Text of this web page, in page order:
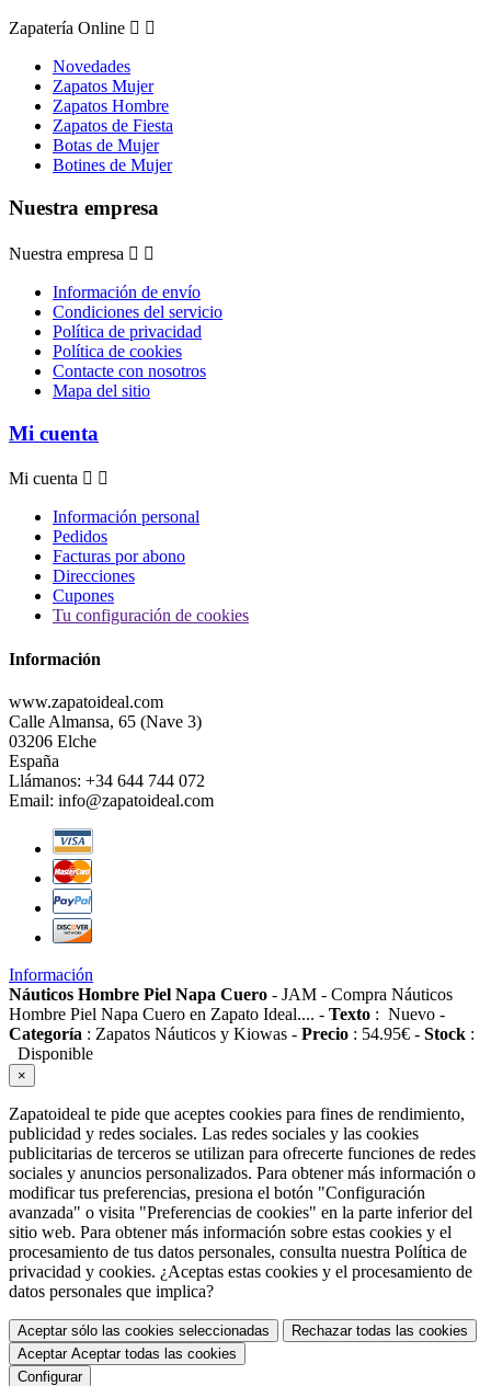
Zapatería Online  
Novedades
Zapatos Mujer
Zapatos Hombre
Zapatos de Fiesta
Botas de Mujer
Botines de Mujer
Nuestra empresa
Nuestra empresa  
Información de envío
Condiciones del servicio
Política de privacidad
Política de cookies
Contacte con nosotros
Mapa del sitio
Mi cuenta
Mi cuenta  
Información personal
Pedidos
Facturas por abono
Direcciones
Cupones
Tu configuración de cookies
Información
www.zapatoideal.com
Calle Almansa, 65 (Nave 3)
03206 Elche
España
Llámanos: +34 644 744 072
Email: info@zapatoideal.com
Información
Náuticos Hombre Piel Napa Cuero - JAM - Compra Náuticos
Hombre Piel Napa Cuero en Zapato Ideal.... - Texto : Nuevo -
Categoría : Zapatos Náuticos y Kiowas - Precio : 54.95€ - Stock :
Disponible
×
Zapatoideal te pide que aceptes cookies para fines de rendimiento,
publicidad y redes sociales. Las redes sociales y las cookies
publicitarias de terceros se utilizan para ofrecerte funciones de redes
sociales y anuncios personalizados. Para obtener más información o
modificar tus preferencias, presiona el botón "Configuración
avanzada" o visita "Preferencias de cookies" en la parte inferior del
sitio web. Para obtener más información sobre estas cookies y el
procesamiento de tus datos personales, consulta nuestra Política de
privacidad y cookies. ¿Aceptas estas cookies y el procesamiento de
datos personales que implica?
Aceptar sólo las cookies seleccionadas
Rechazar todas las cookies
Aceptar Aceptar todas las cookies
Configurar